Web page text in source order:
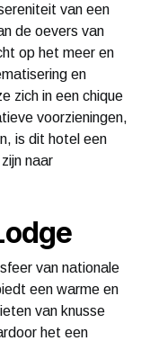
van een
de oevers van
op het meer en
en
zich in een chique
voorzieningen,
is dit hotel een
naar
van nationale
een warme en
van knusse
het een